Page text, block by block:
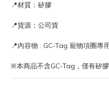
📍材質：矽膠
📍貨源：公司貨
📍內容物 : GC-Tag 寵物項圈專
※本商品不含GC-Tag，僅有矽膠